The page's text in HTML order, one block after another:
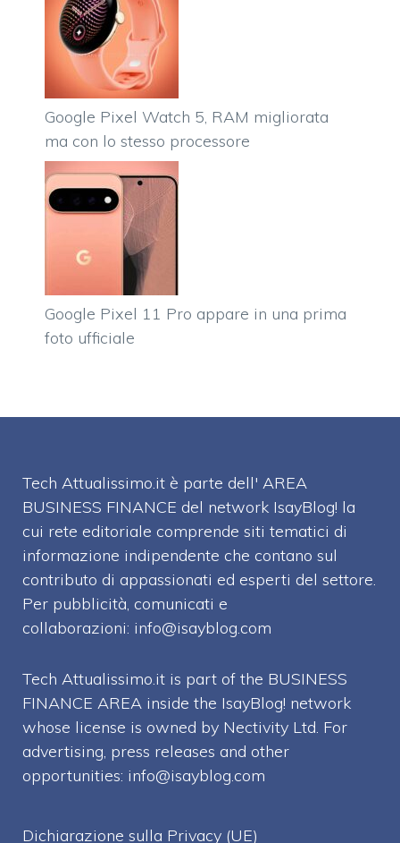
Google Pixel Watch 5, RAM migliorata
ma con lo stesso processore
Google Pixel 11 Pro appare in una prima
foto ufficiale
Tech Attualissimo.it è parte dell' AREA
BUSINESS FINANCE del network IsayBlog! la
cui rete editoriale comprende siti tematici di
informazione indipendente che contano sul
contributo di appassionati ed esperti del settore.
Per pubblicità, comunicati e
collaborazioni: info@isayblog.com
Tech Attualissimo.it is part of the BUSINESS
FINANCE AREA inside the IsayBlog! network
whose license is owned by Nectivity Ltd. For
advertising, press releases and other
opportunities: info@isayblog.com
Dichiarazione sulla Privacy (UE)